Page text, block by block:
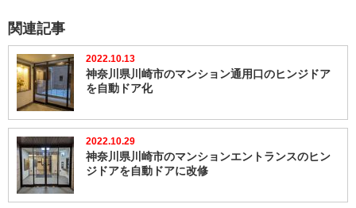
関連記事
2022.10.13
神奈川県川崎市のマンション通用口のヒンジドア
を自動ドア化
2022.10.29
神奈川県川崎市のマンションエントランスのヒン
ジドアを自動ドアに改修